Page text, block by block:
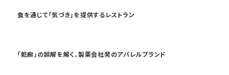
食を通じて「気づき」を提供するレストラン
「乾癬」の誤解を解く、製薬会社発のアパレルブランド